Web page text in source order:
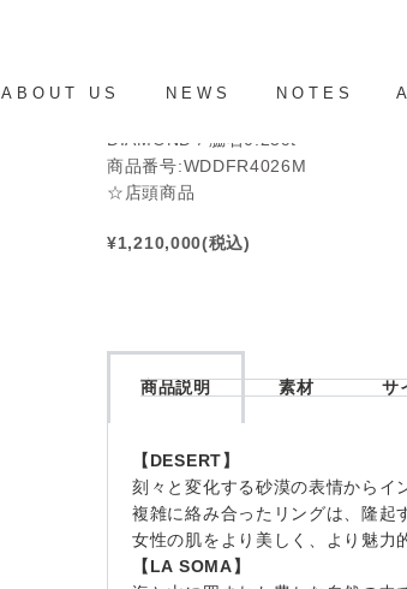
ABOUT US NEWS NOTES
DIAMOND / 脇石0.23ct
商品番号:WDDFR4026M
☆店頭商品
¥1,210,000(税込)
商品説明 素材 サ
【DESERT】
刻々と変化する砂漠の表情からイ
複雑に絡み合ったリングは、隆起
女性の肌をより美しく、より魅力
【LA SOMA】